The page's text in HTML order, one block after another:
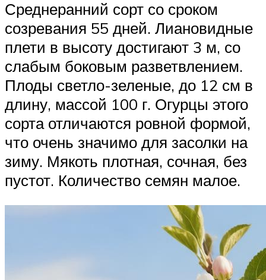
Среднеранний сорт со сроком
созревания 55 дней. Лиановидные
плети в высоту достигают 3 м, со
слабым боковым разветвлением.
Плоды светло-зеленые, до 12 см в
длину, массой 100 г. Огурцы этого
сорта отличаются ровной формой,
что очень значимо для засолки на
зиму. Мякоть плотная, сочная, без
пустот. Количество семян малое.